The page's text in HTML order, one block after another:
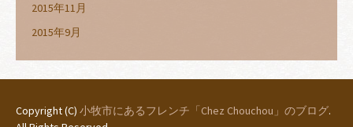
2015年11月
2015年9月
Copyright (C) 小牧市にあるフレンチ「Chez Chouchou」のブログ.